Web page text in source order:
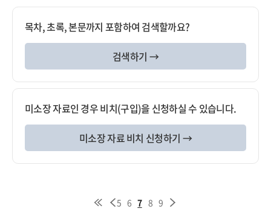
목차, 초록, 본문까지 포함하여 검색할까요?
검색하기 →
미소장 자료인 경우 비치(구입)을 신청하실 수 있습니다.
미소장 자료 비치 신청하기 →
5 6 7 8 9